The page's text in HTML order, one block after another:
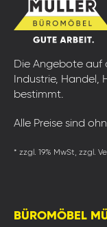
Die Angebote auf
Industrie, Handel,
bestimmt.
Alle Preise sind
* zzgl. 19% MwSt, zzgl.
BÜROMÖBEL